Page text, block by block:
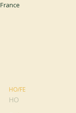
France
HO/FE
HO